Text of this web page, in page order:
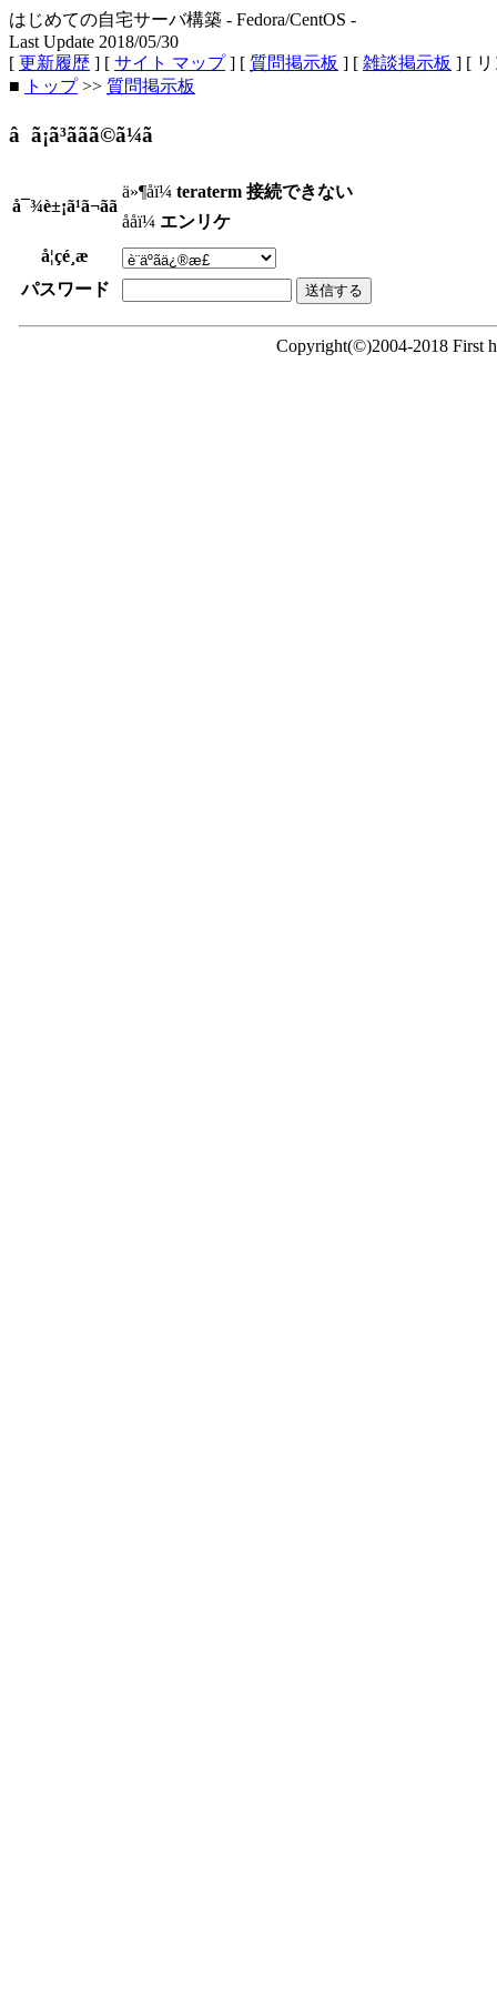
はじめての自宅サーバ構築 - Fedora/CentOS -
Last Update 2018/05/30
[ 更新履歴 ] [ サイト マップ] [ 質問掲示板 ] [ 雑談掲示板 ] [
■
トップ>> 質問掲示板
â ã¡ã³ããã©ã¼ã
å¯¾è±¡ã¹ã¬ãã
ä»¶åï¼ teraterm 接続できない
ååï¼ エンリケ
å¦çé¸æ
パスワード
Copyright(©)2004-2018 First